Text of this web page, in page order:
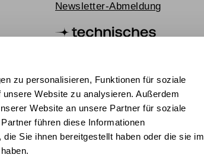
zu personalisieren, Funktionen für soziale
Website zu analysieren. Außerdem
Website an unsere Partner für soziale
führen diese Informationen
Sie ihnen bereitgestellt haben oder die sie im
Newsletter-Abmeldung
2024